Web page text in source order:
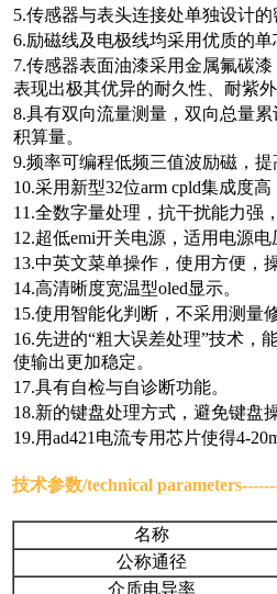
5.传感器与表头连接处单独设计
6.励磁线及电极线均采用优质的
7.传感器表面油漆采用金属氟碳
表现出极其优异的耐久性、耐紫
8.具有双向流量测量，双向总量
积算量。
9.频率可编程低频三值波励磁，
10.采用新型32位arm cpld集成度
11.全数字量处理，抗干扰能力强
12.超低emi开关电源，适用电源
13.中英文菜单操作，使用方便，
14.高清晰度宽温型oled显示。
15.使用智能化判断，不采用测量
16.先进的“粗大误差处理”技术，
使输出更加稳定。
17.具有自检与自诊断功能。
18.新的键盘处理方式，避免键盘
19.用ad421电流专用芯片使得4-
技术参数/technical parameters
名称
公称通径
介质电导率